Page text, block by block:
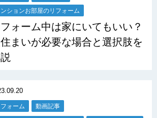
ションお部屋のリフォーム
フォーム中は家にいてもいい？
まいが必要な場合と選択肢を
フォーム 動画記事